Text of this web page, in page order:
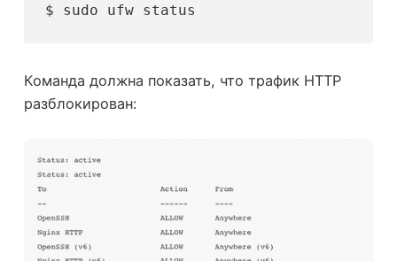
$ sudo ufw status
Команда должна показать, что трафик HTTP
разблокирован: